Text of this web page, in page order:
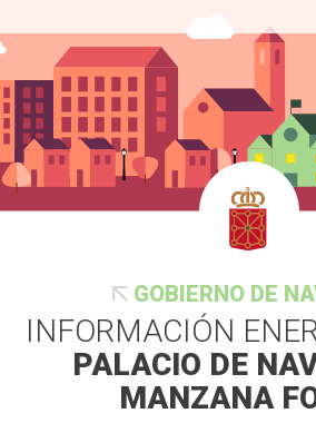
GOBIERNO DE
INFORMACIÓN
PALACIO DE
MANZANA